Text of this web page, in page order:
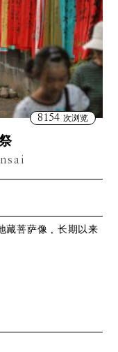
8154 次浏览
藏菩萨像，长期以来